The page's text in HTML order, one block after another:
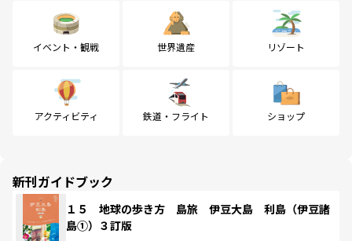
イベント・観戦 世界遺産 リゾート
アクティビティ 鉄道・フライト ショップ
新刊ガイドブック
１５ 地球の歩き方 島旅 伊豆大島 利島（伊豆諸
島①）３訂版